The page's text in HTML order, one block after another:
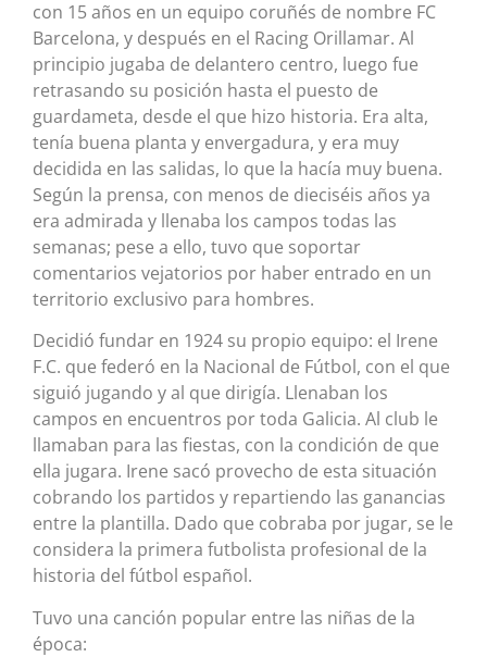
con 15 años en un equipo coruñés de nombre FC
Barcelona, y después en el Racing Orillamar. Al
principio jugaba de delantero centro, luego fue
retrasando su posición hasta el puesto de
guardameta, desde el que hizo historia. Era alta,
tenía buena planta y envergadura, y era muy
decidida en las salidas, lo que la hacía muy buena.
Según la prensa, con menos de dieciséis años ya
era admirada y llenaba los campos todas las
semanas; pese a ello, tuvo que soportar
comentarios vejatorios por haber entrado en un
territorio exclusivo para hombres.
Decidió fundar en 1924 su propio equipo: el Irene
F.C. que federó en la Nacional de Fútbol, con el que
siguió jugando y al que dirigía. Llenaban los
campos en encuentros por toda Galicia. Al club le
llamaban para las fiestas, con la condición de que
ella jugara. Irene sacó provecho de esta situación
cobrando los partidos y repartiendo las ganancias
entre la plantilla. Dado que cobraba por jugar, se le
considera la primera futbolista profesional de la
historia del fútbol español.
Tuvo una canción popular entre las niñas de la
época: